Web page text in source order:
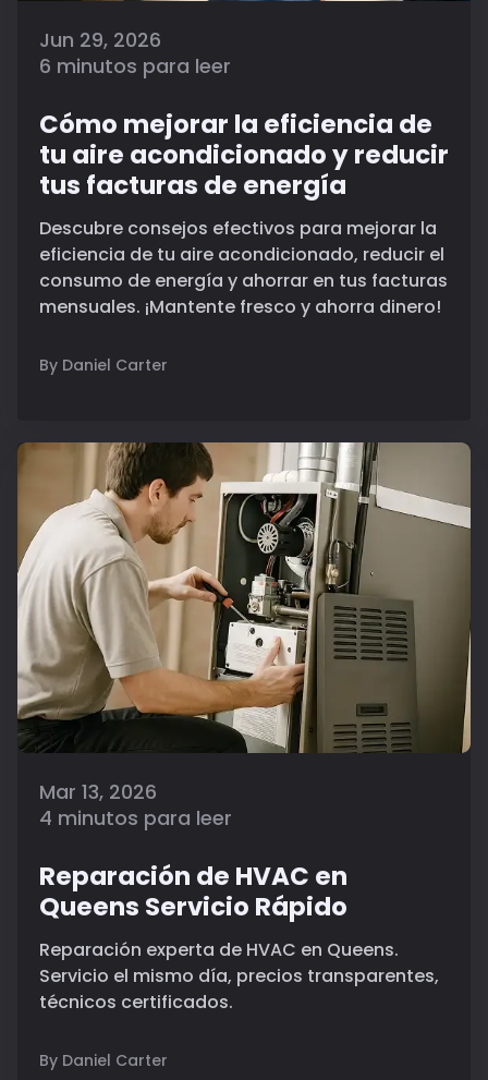
Jun 29, 2026
6 minutos para leer
Cómo mejorar la eficiencia de
tu aire acondicionado y reducir
tus facturas de energía
Descubre consejos efectivos para mejorar la
eficiencia de tu aire acondicionado, reducir el
consumo de energía y ahorrar en tus facturas
mensuales. ¡Mantente fresco y ahorra dinero!
By Daniel Carter
Mar 13, 2026
4 minutos para leer
Reparación de HVAC en
Queens Servicio Rápido
Reparación experta de HVAC en Queens.
Servicio el mismo día, precios transparentes,
técnicos certificados.
By Daniel Carter